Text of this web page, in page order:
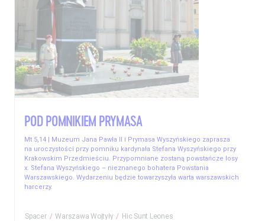
POD POMNIKIEM PRYMASA
Mt 5,14 | Muzeum Jana Pawła II i Prymasa Wyszyńskiego zaprasza
na uroczystości przy pomniku kardynała Stefana Wyszyńskiego przy
Krakowskim Przedmieściu. Przypomniane zostaną powstańcze losy
x. Stefana Wyszyńskiego – nieznanego bohatera Powstania
Warszawskiego. Wydarzeniu będzie towarzyszyła warta warszawskich
harcerzy.
Spacer Warszawa Wojtyły Hic Sunt Leones